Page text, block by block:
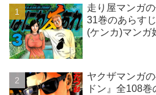
走り屋マンガ
31巻のあらす
(ケンカ)マンガ
ヤクザマンガ
ドン』全108